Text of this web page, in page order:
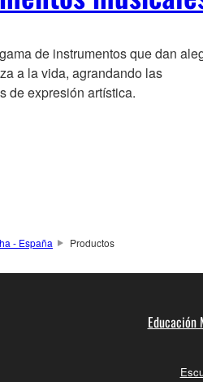
de instrumentos que dan
a la vida, agrandando las
de expresión artística.
- España Productos
Educación